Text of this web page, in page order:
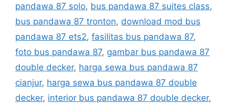
pandawa 87 solo, bus pandawa 87 suites class,
bus pandawa 87 tronton, download mod bus
pandawa 87 ets2, fasilitas bus pandawa 87,
foto bus pandawa 87, gambar bus pandawa 87
double decker, harga sewa bus pandawa 87
cianjur, harga sewa bus pandawa 87 double
decker, interior bus pandawa 87 double decker,